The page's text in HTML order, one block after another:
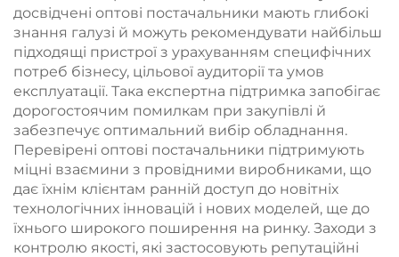
досвідчені оптові постачальники мають глибокі
знання галузі й можуть рекомендувати найбільш
підходящі пристрої з урахуванням специфічних
потреб бізнесу, цільової аудиторії та умов
експлуатації. Така експертна підтримка запобігає
дорогостоячим помилкам при закупівлі й
забезпечує оптимальний вибір обладнання.
Перевірені оптові постачальники підтримують
міцні взаємини з провідними виробниками, що
дає їхнім клієнтам ранній доступ до новітніх
технологічних інновацій і нових моделей, ще до
їхнього широкого поширення на ринку. Заходи з
контролю якості, які застосовують репутаційні